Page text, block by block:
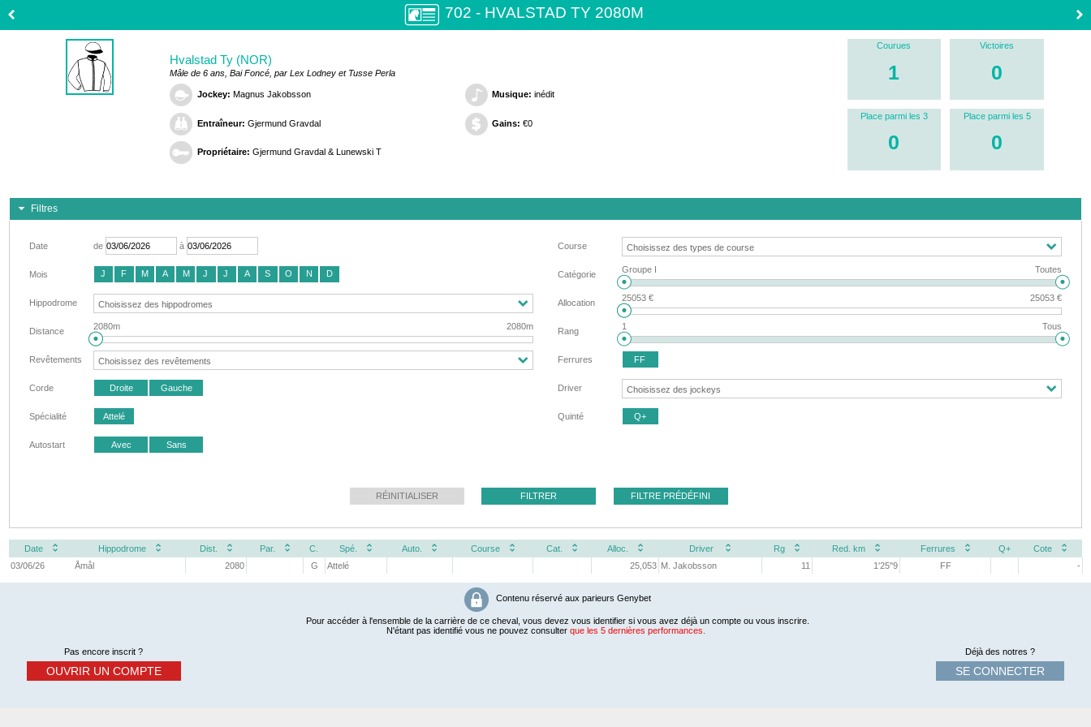
702 - HVALSTAD TY 2080M
Hvalstad Ty (NOR)
Mâle de 6 ans, Bai Foncé, par Lex Lodney et Tusse Perla
Jockey: Magnus Jakobsson
Entraîneur: Gjermund Gravdal
Propriétaire: Gjermund Gravdal & Lunewski T
Musique: inédit
Gains: €0
Courues
1
Victoires
0
Place parmi les 3
0
Place parmi les 5
0
Filtres
Date de à
Mois J F M A M J J A S O N D
Hippodrome
Distance 2080m 2080m
Revêtements
Corde Droite Gauche
Spécialité Attelé
Autostart Avec Sans
Course
Catégorie Groupe I Toutes
Allocation 25053 € 25053 €
Rang 1 Tous
Ferrures FF
Driver
Quinté Q+
RÉINITIALISER FILTRER FILTRE PRÉDÉFINI
Date Hippodrome Dist. Par. C. Spé. Auto. Course Cat. Alloc. Driver Rg Red. km Ferrures Q+
Cote
03/06/26
Åmål 2080 G Attelé 25,053 M. Jakobsson 11 1'25''9 FF -
Contenu réservé aux parieurs Genybet
Pour accéder à l'ensemble de la carrière de ce cheval, vous devez vous identifier si vous avez déjà un compte ou vous inscrire.
N'étant pas identifié vous ne pouvez consulter que les 5 dernières performances.
Déjà des notres ?
SE CONNECTER
Pas encore inscrit ?
OUVRIR UN COMPTE